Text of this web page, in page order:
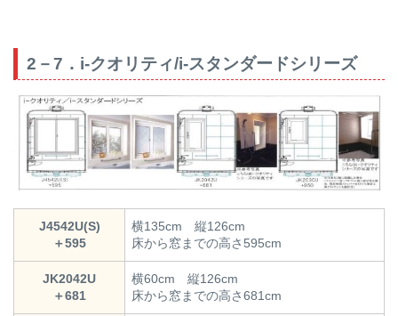
2－7．i-クオリティ/i-スタンダードシリーズ
J4542U(S)
＋595
横135cm 縦126cm
床から窓までの高さ595cm
JK2042U
＋681
横60cm 縦126cm
床から窓までの高さ681cm